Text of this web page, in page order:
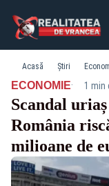
Acasă Știri
ECONOMIE· 1 min
Scandal
România
milioane de